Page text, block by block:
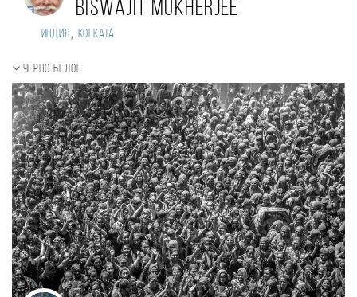
BISWAJIT MUKHERJEE
Индия , Kolkata
Черно-белое